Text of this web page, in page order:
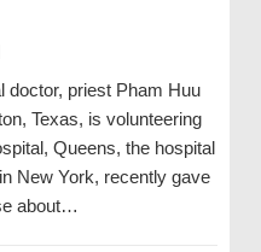
doctor, priest Pham Huu
Texas, is volunteering
Queens, the hospital
New York, recently gave
about…